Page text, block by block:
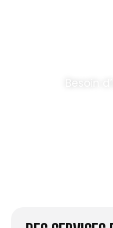
Besoin